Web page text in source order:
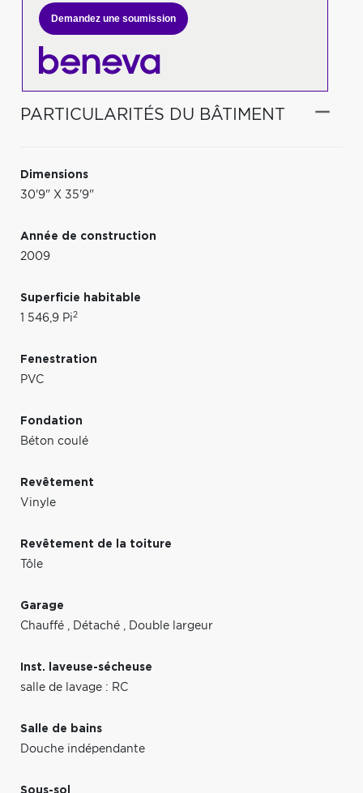
Demandez une soumission
PARTICULARITÉS DU BÂTIMENT
Dimensions
30'9" X 35'9"
Année de construction
2009
Superficie habitable
1 546,9 Pi2
Fenestration
PVC
Fondation
Béton coulé
Revêtement
Vinyle
Revêtement de la toiture
Tôle
Garage
Chauffé , Détaché , Double largeur
Inst. laveuse-sécheuse
salle de lavage : RC
Salle de bains
Douche indépendante
Sous-sol